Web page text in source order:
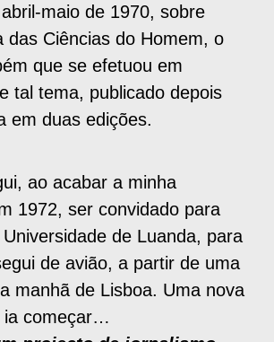
maio de 1970, sobre
das Ciências do Homem, o
que se efetuou em
tal tema, publicado depois
em duas edições.
ao acabar a minha
1972, ser convidado para
de Luanda, para
de avião, a partir de uma
manhã de Lisboa. Uma nova
ia começar…